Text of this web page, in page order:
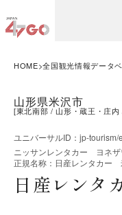
HOME 全国観光情報データ
山形県米沢市
[東北南部 山形・蔵王・庄内
ユニバーサルID ： jp-tourism/
ニッサンレンタカー ヨネザ
正規名称 ： 日産レンタカー
日産レンタ